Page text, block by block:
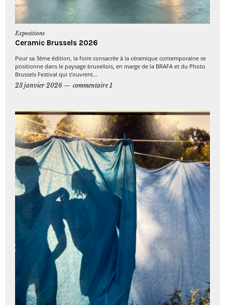
Expositions
Ceramic Brussels 2026
Pour sa 3ème édition, la foire consacrée à la céramique contemporaine se
positionne dans le paysage bruxellois, en marge de la BRAFA et du Photo
Brussels Festival qui s’ouvrent...
23 janvier 2026
commentaire 1